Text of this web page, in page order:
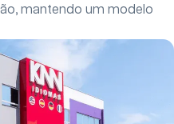
mantendo um modelo